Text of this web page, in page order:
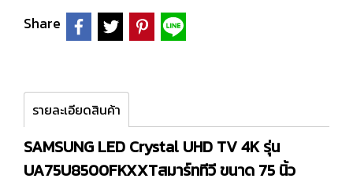
Share
รายละเอียดสินค้า
SAMSUNG LED Crystal UHD TV 4K รุ่น
UA75U8500FKXXTสมาร์ททีวี ขนาด 75 นิ้ว